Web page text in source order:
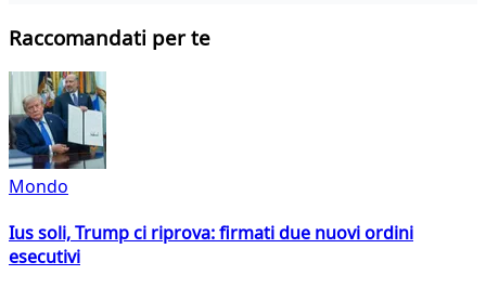
Raccomandati per te
Mondo
Ius soli, Trump ci riprova: firmati due nuovi ordini
esecutivi